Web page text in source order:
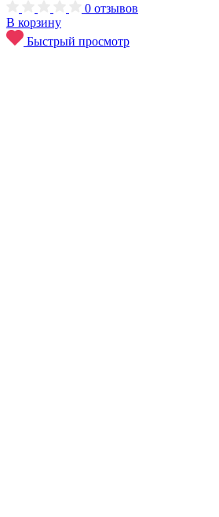
0 отзывов
В корзину
Быстрый просмотр